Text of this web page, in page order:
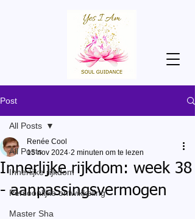
Post
All Posts
Innerlijke rijkdom
Persoonlijke ontwikkeling
Master Sha
All Posts
Innerlijke rijkdom: week 38
- aanpassingsvermogen
Renée Cool
15 nov 2024 2 minuten om te lezen